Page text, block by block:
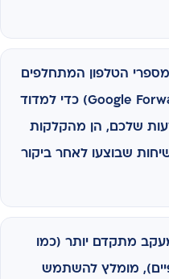
הטלפון המתחלפים
של גוגל (Google Forwarding Numbers) כדי למדוד
שלכם, הן מהקלקות
שבוצעו לאחר ביקור
מתקדם יותר (כמו
מומלץ להשתמש